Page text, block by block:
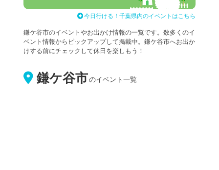
今日行ける！千葉県内のイベントはこちら
鎌ケ谷市のイベントやお出かけ情報の一覧です。数多くのイ
ベント情報からピックアップして掲載中。鎌ケ谷市へお出か
けする前にチェックして休日を楽しもう！
鎌ケ谷市のイベント一覧